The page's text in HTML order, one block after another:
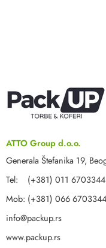
ATTO Group d.o.o.
Generala Štefanika 19,
Tel: (+381) 011 6703344
Mob: (+381) 066 6703344
info@packup.rs
www.packup.rs